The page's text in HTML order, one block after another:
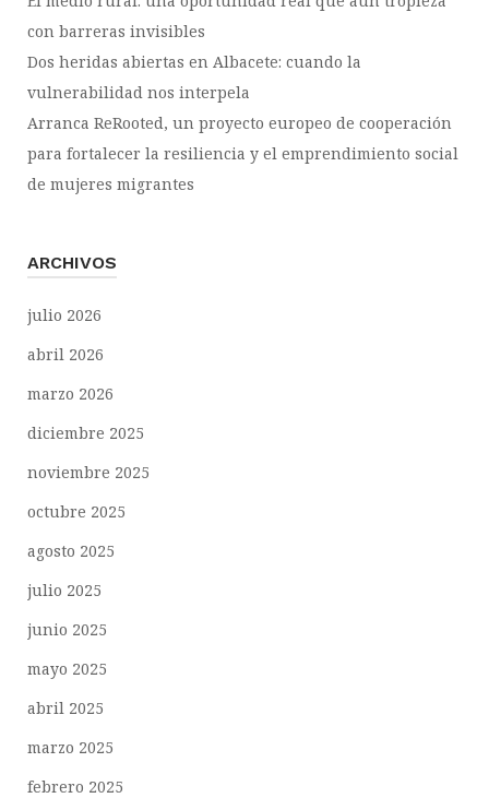
con barreras invisibles
Dos heridas abiertas en Albacete: cuando la
vulnerabilidad nos interpela
Arranca ReRooted, un proyecto europeo de cooperación
para fortalecer la resiliencia y el emprendimiento social
de mujeres migrantes
ARCHIVOS
julio 2026
abril 2026
marzo 2026
diciembre 2025
noviembre 2025
octubre 2025
agosto 2025
julio 2025
junio 2025
mayo 2025
abril 2025
marzo 2025
febrero 2025